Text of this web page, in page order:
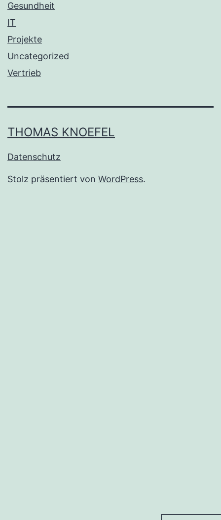
Gesundheit
IT
Projekte
Uncategorized
Vertrieb
THOMAS KNOEFEL
Datenschutz
Stolz präsentiert von WordPress.